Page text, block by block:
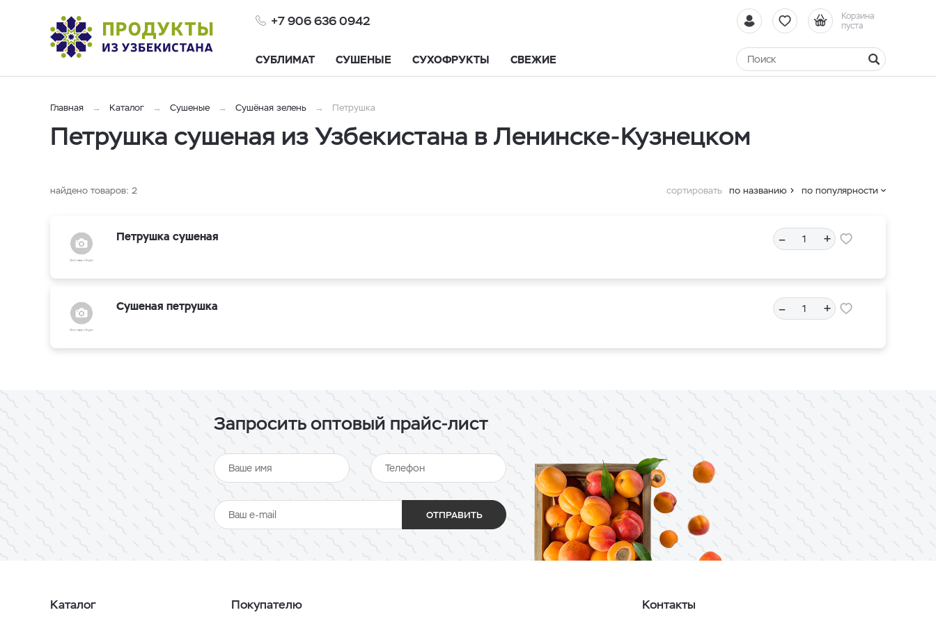
+7 906 636 0942
Корзина
пуста
СУБЛИМАТ СУШЕНЫЕ СУХОФРУКТЫ СВЕЖИЕ
Главная Каталог Сушеные Cушёная зелень Петрушка
Петрушка сушеная из Узбекистана в Ленинске-Кузнецком
найдено товаров: 2 сортировать по названию по популярности
Петрушка сушеная – +
Сушеная петрушка – +
Запросить оптовый прайс-лист
ОТПРАВИТЬ
Каталог Покупателю Контакты